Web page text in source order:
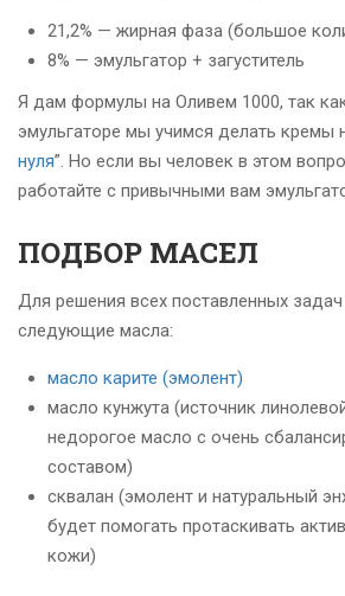
21,2% — жирная фаза (большое
8% — эмульгатор + загуститель
Я дам формулы на Оливем 1000, так
эмульгаторе мы учимся делать кремы
нуля”. Но если вы человек в этом
работайте с привычными вам
ПОДБОР МАСЕЛ
Для решения всех поставленных
следующие масла:
масло карите (эмолент)
масло кунжута (источник
недорогое масло с очень
составом)
сквалан (эмолент и натуральный
будет помогать протаскивать
кожи)